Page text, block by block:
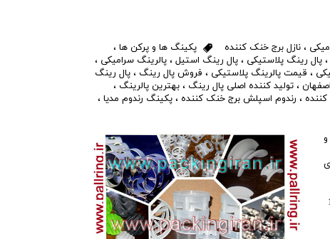
، نازل برج خنک کننده پکینگ ها و پرکن ها ،
، پال رینگ پلاستیکی ، پال رینگ استیل ، پالرینگ سرامیکی ،
، قیمت پالرینگ پلاستیکی ، فروش پال رینگ ، پال رینگ
، تولید کننده اصلی پال رینگ ، بهترین پالرینگ ،
، رندوم اسپلش برج خنک کننده ، پکینگ رندوم مدیا ،
در سایزهای 5/8 اینچ ، 1